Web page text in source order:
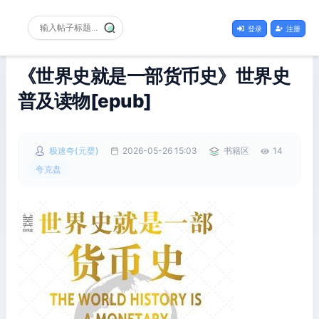
登录 注册
《世界史就是一部货币史》世界史
普及读物[epub]
极速夸(元婴) 2026-05-26 15:03 书籍区
14
夸克盘